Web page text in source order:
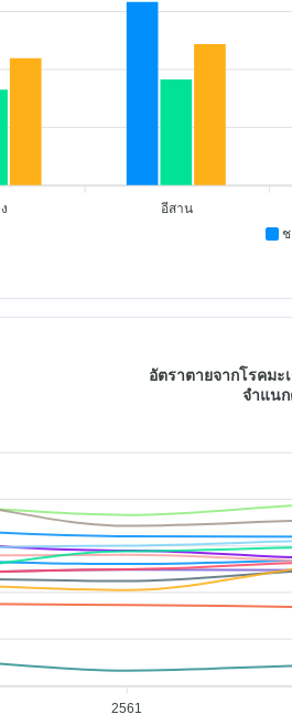
อีสาน
2561
อัตราตายจากโรคม
จำแนก